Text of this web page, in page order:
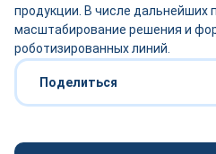
продукции. В числе дальнейших
масштабирование решения и
роботизированных линий.
Поделиться